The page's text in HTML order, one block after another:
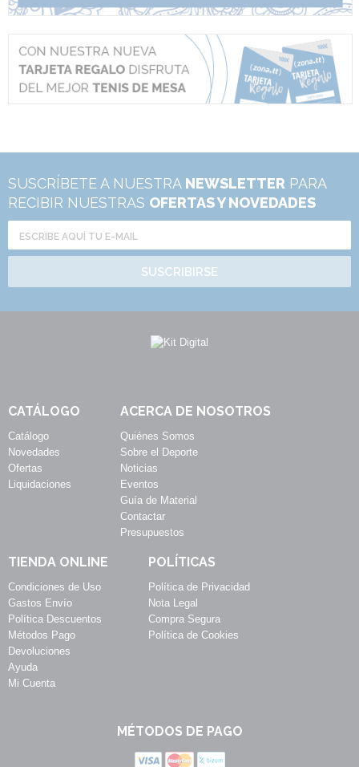
SUSCRÍBETE A NUESTRA NEWSLETTER PARA
RECIBIR NUESTRAS OFERTAS Y NOVEDADES
SUSCRIBIRSE
CATÁLOGO
Catálogo
Novedades
Ofertas
Liquidaciones
ACERCA DE NOSOTROS
Quiénes Somos
Sobre el Deporte
Noticias
Eventos
Guía de Material
Contactar
Presupuestos
TIENDA ONLINE
Condiciones de Uso
Gastos Envío
Política Descuentos
Métodos Pago
Devoluciones
Ayuda
Mi Cuenta
POLÍTICAS
Política de Privacidad
Nota Legal
Compra Segura
Política de Cookies
MÉTODOS DE PAGO